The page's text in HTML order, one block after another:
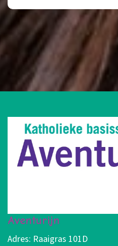
Aventurijn
Adres: Raaigras 101D